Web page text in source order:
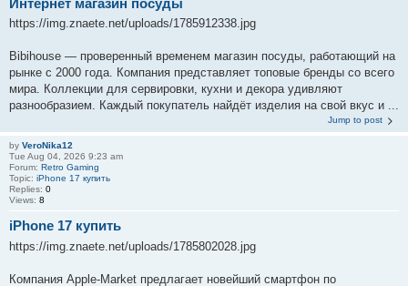
https://img.znaete.net/uploads/1785912338.jpg
Bibihouse — проверенный временем магазин посуды, работающий на
рынке с 2000 года. Компания представляет топовые бренды со всего
мира. Коллекции для сервировки, кухни и декора удивляют
разнообразием. Каждый покупатель найдёт изделия на свой вкус и ...
Jump to post
by VeroNika12
Tue Aug 04, 2026 9:23 am
Forum: Retro Gaming
Topic: iPhone 17 купить
Replies: 0
Views: 8
iPhone 17 купить
https://img.znaete.net/uploads/1785802028.jpg
Компания Apple-Market предлагает новейший смартфон по